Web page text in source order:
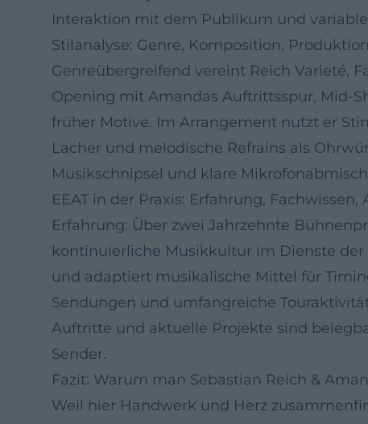
Interaktion mit dem Publikum und
Stilanalyse: Genre, Komposition, Produktion
Genreübergreifend vereint Reich Varieté,
Opening mit Amandas Auftrittsspur, Mid-
früher Motive. Im Arrangement nutzt er
Lacher und melodische Refrains als
Musikschnipsel und klare
EEAT in der Praxis: Erfahrung,
Erfahrung: Über zwei Jahrzehnte
kontinuierliche Musikkultur im Dienste der
und adaptiert musikalische Mittel für
Sendungen und umfangreiche
Auftritte und aktuelle Projekte sind
Sender.
Fazit: Warum man Sebastian Reich &
Weil hier Handwerk und Herz